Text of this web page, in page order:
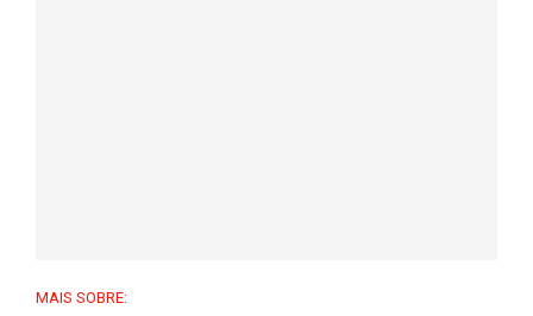
MAIS SOBRE: